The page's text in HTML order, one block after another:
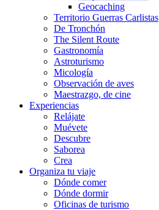
Geocaching
Territorio Guerras Carlistas
De Tronchón
The Silent Route
Gastronomía
Astroturismo
Micología
Observación de aves
Maestrazgo, de cine
Experiencias
Relájate
Muévete
Descubre
Saborea
Crea
Organiza tu viaje
Dónde comer
Dónde dormir
Oficinas de turismo